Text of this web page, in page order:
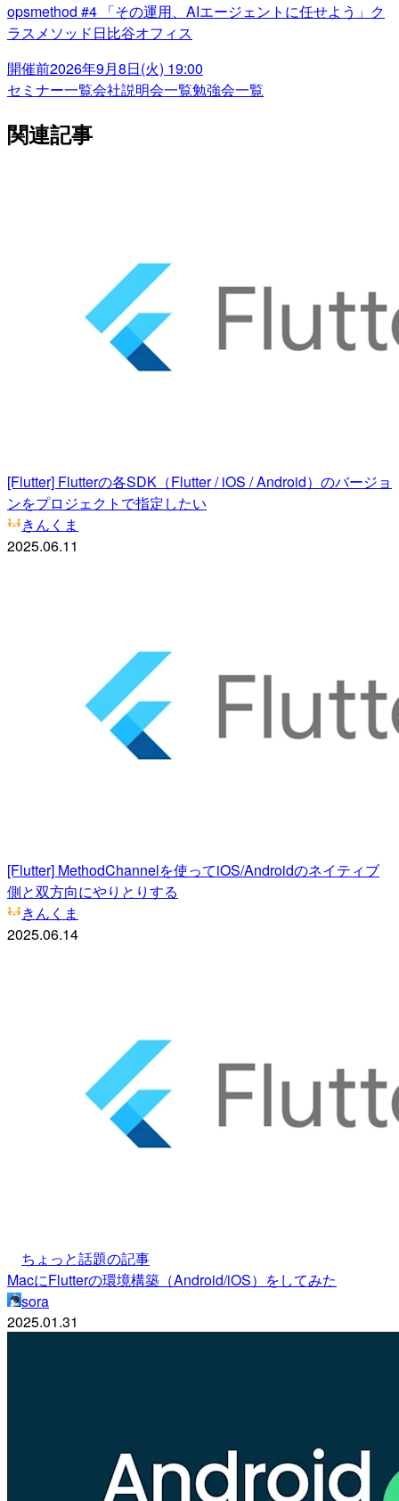
opsmethod #4 「その運用、AIエージェントに任せよう」ク
ラスメソッド日比谷オフィス
開催前2026年9月8日(火) 19:00
セミナー一覧会社説明会一覧勉強会一覧
関連記事
[Flutter] Flutterの各SDK（Flutter / iOS / Android）のバージョ
ンをプロジェクトで指定したい
きんくま
2025.06.11
[Flutter] MethodChannelを使ってiOS/Androidのネイティブ
側と双方向にやりとりする
きんくま
2025.06.14
ちょっと話題の記事
MacにFlutterの環境構築（Android/iOS）をしてみた
sora
2025.01.31